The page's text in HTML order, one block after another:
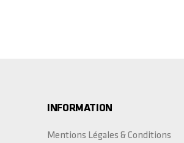
INFORMATION
Mentions Légales & Conditions